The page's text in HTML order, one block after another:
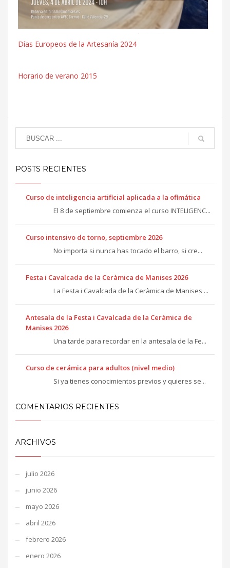
Días Europeos de la Artesanía 2024
Horario de verano 2015
POSTS RECIENTES
Curso de inteligencia artificial aplicada a la ofimática
El 8 de septiembre comienza el curso INTELIGENC...
Curso intensivo de torno, septiembre 2026
No importa si nunca has tocado el barro, si cre...
Festa i Cavalcada de la Ceràmica de Manises 2026
La Festa i Cavalcada de la Ceràmica de Manises ...
Antesala de la Festa i Cavalcada de la Ceràmica de
Manises 2026
Una tarde para recordar en la antesala de la Fe...
Curso de cerámica para adultos (nivel medio)
Si ya tienes conocimientos previos y quieres se...
COMENTARIOS RECIENTES
ARCHIVOS
julio 2026
junio 2026
mayo 2026
abril 2026
febrero 2026
enero 2026